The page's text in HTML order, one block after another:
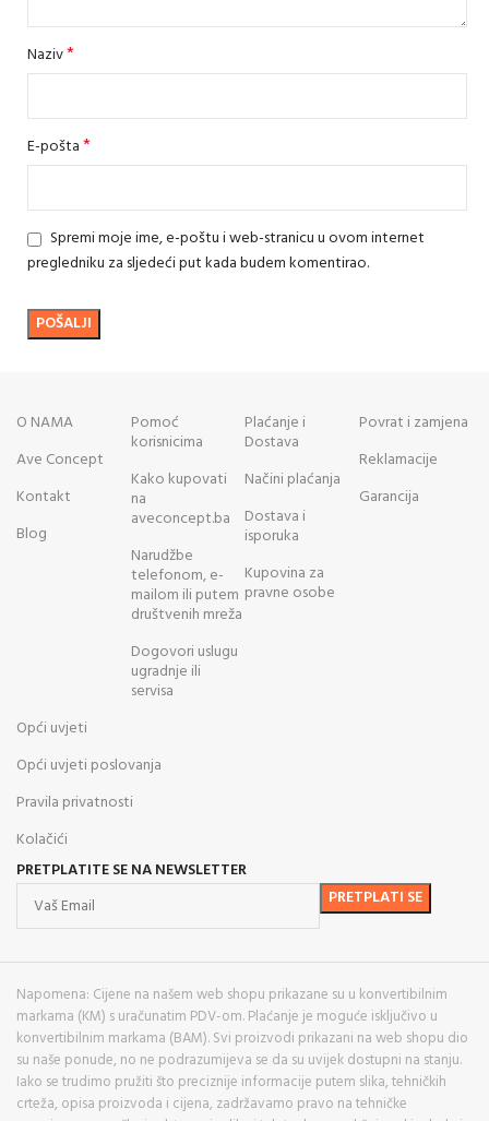
Naziv*
E-pošta*
Spremi moje ime, e-poštu i web-stranicu u ovom internet
pregledniku za sljedeći put kada budem komentirao.
O NAMA
Ave Concept
Kontakt
Blog
Pomoć
korisnicima
Kako kupovati
na
aveconcept.ba
Narudžbe
telefonom, e-
mailom ili putem
društvenih mreža
Dogovori uslugu
ugradnje ili
servisa
Plaćanje i
Dostava
Načini plaćanja
Dostava i
isporuka
Kupovina za
pravne osobe
Povrat i zamjena
Reklamacije
Garancija
Opći uvjeti
Opći uvjeti poslovanja
Pravila privatnosti
Kolačići
PRETPLATITE SE NA NEWSLETTER
Napomena: Cijene na našem web shopu prikazane su u konvertibilnim
markama (KM) s uračunatim PDV-om. Plaćanje je moguće isključivo u
konvertibilnim markama (BAM). Svi proizvodi prikazani na web shopu dio
su naše ponude, no ne podrazumijeva se da su uvijek dostupni na stanju.
Iako se trudimo pružiti što preciznije informacije putem slika, tehničkih
crteža, opisa proizvoda i cijena, zadržavamo pravo na tehničke